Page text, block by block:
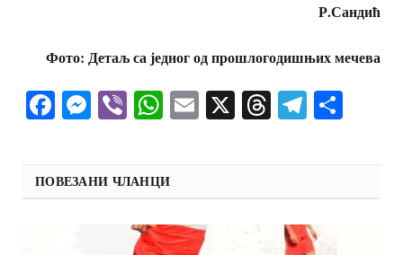
Р.Сандић
Фото: Детаљ са једног од прошлогодишњих мечева
Facebook
Messenger
ViberWhatsApp
Email
X Threads
ПОВЕЗАНИ ЧЛАНЦИ